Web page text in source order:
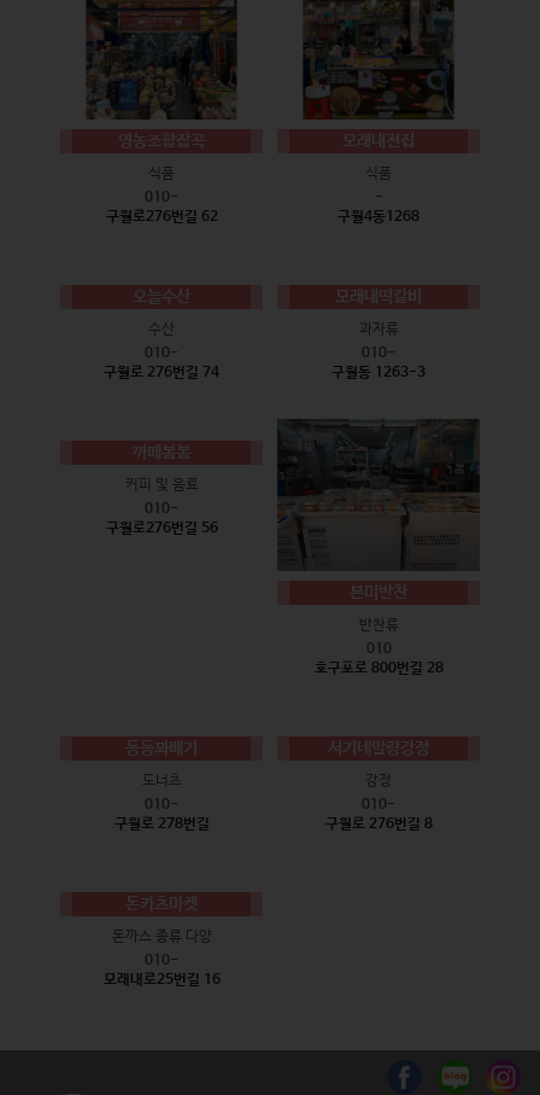
영농조합잡곡
식품
010-
구월로276번길 62
모래내전집
식품
-
구월4동1268
오늘수산
수산
010-
구월로 276번길 74
모래내떡갈비
과자류
010-
구월동 1263-3
까페봄봄
커피 및 음료
010-
구월로276번길 56
본미반찬
반찬류
010
호구포로 800번길 28
동동꽈배기
도너츠
010-
구월로 278번길
서기네말랑강정
강정
010-
구월로 276번길 8
돈카츠마켓
돈까스 종류 다양
010-
모래내로25번길 16